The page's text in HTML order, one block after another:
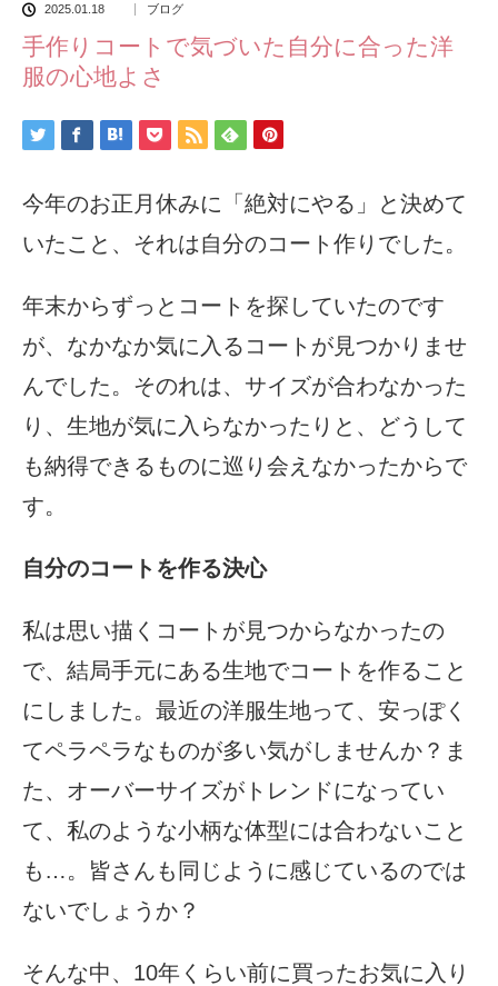
2025.01.18 ブログ
手作りコートで気づいた自分に合った洋
服の心地よさ
今年のお正月休みに「絶対にやる」と決めて
いたこと、それは自分のコート作りでした。
年末からずっとコートを探していたのです
が、なかなか気に入るコートが見つかりませ
んでした。そのれは、サイズが合わなかった
り、生地が気に入らなかったりと、どうして
も納得できるものに巡り会えなかったからで
す。
自分のコートを作る決心
私は思い描くコートが見つからなかったの
で、結局手元にある生地でコートを作ること
にしました。最近の洋服生地って、安っぽく
てペラペラなものが多い気がしませんか？ま
た、オーバーサイズがトレンドになってい
て、私のような小柄な体型には合わないこと
も…。皆さんも同じように感じているのでは
ないでしょうか？
そんな中、10年くらい前に買ったお気に入り